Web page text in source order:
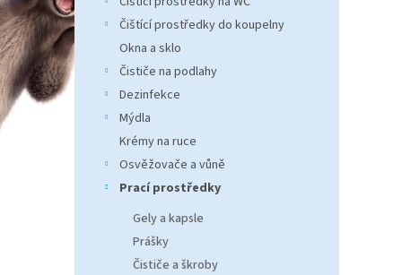
n
e
l
Čištící prostředky do koupelny
Okna a sklo
Čističe na podlahy
Dezinfekce
Mýdla
Krémy na ruce
Osvěžovače a vůně
Prací prostředky
Gely a kapsle
Prášky
Čističe a škroby